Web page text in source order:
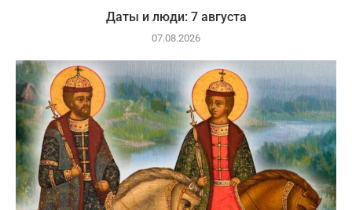
Даты и люди: 7 августа
07.08.2026